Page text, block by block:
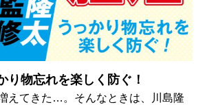
り物忘れを楽しく防ぐ！
えてきた…。そんなときは、川島隆